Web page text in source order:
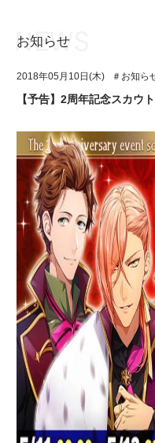
アプリゲーム
イベント・キャンペーン
ミュージック
グッズ・本
ギャラリー
ユニット&キャラクター
アプリゲーム
イベント・キャンペーン
ミュージック
グッズ・本
ギャラリー
お知らせ
2018年05月10日(木) ＃お知ら
【予告】2周年記念スカウ